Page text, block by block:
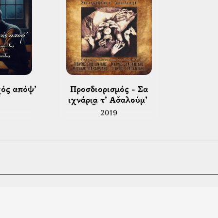
Τα τελευταία χρόνια έχει επιδοθεί
Στην πιο πρόσφατη δισκογραφική
τραγούδια, διευρύνοντας το
του τόσο ως εκτελεστή του αγγείου
απόψ’
ιχνάρι͜α τ’ Ασ̌αλούμ’
2019